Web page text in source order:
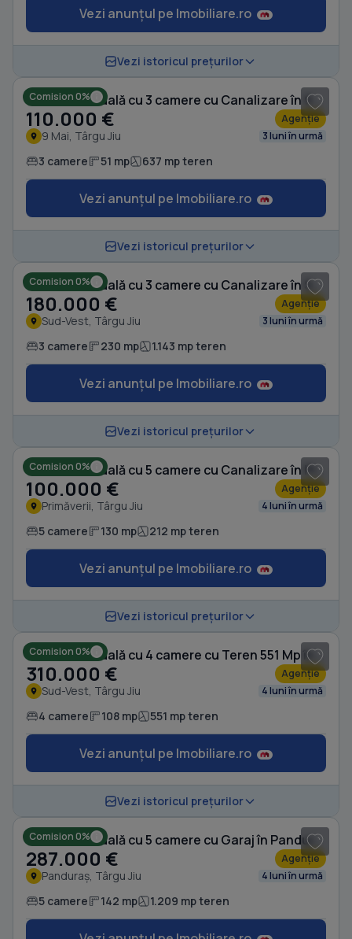
Vezi anunțul pe Imobiliare.ro
Vezi istoricul prețurilor
Comision 0% Casă individuală cu 3 camere cu Canalizare în 9 Mai
110.000 € Agenție
9 Mai, Târgu Jiu 3 luni în urmă
3 camere 51 mp 637 mp teren
Vezi anunțul pe Imobiliare.ro
Vezi istoricul prețurilor
Comision 0% Casă individuală cu 3 camere cu Canalizare în Sud-Vest
180.000 € Agenție
Sud-Vest, Târgu Jiu 3 luni în urmă
3 camere 230 mp 1.143 mp teren
Vezi anunțul pe Imobiliare.ro
Vezi istoricul prețurilor
Comision 0% Casă individuală cu 5 camere cu Canalizare în Primăverii
100.000 € Agenție
Primăverii, Târgu Jiu 4 luni în urmă
5 camere 130 mp 212 mp teren
Vezi anunțul pe Imobiliare.ro
Vezi istoricul prețurilor
Comision 0% Casă individuală cu 4 camere cu Teren 551 Mp în Sud-Vest
310.000 € Agenție
Sud-Vest, Târgu Jiu 4 luni în urmă
4 camere 108 mp 551 mp teren
Vezi anunțul pe Imobiliare.ro
Vezi istoricul prețurilor
Comision 0% Casă individuală cu 5 camere cu Garaj în Panduraș
287.000 € Agenție
Panduraș, Târgu Jiu 4 luni în urmă
5 camere 142 mp 1.209 mp teren